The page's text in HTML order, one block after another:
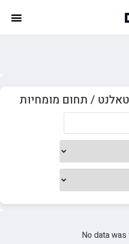
/ תחום מומחיות
No data